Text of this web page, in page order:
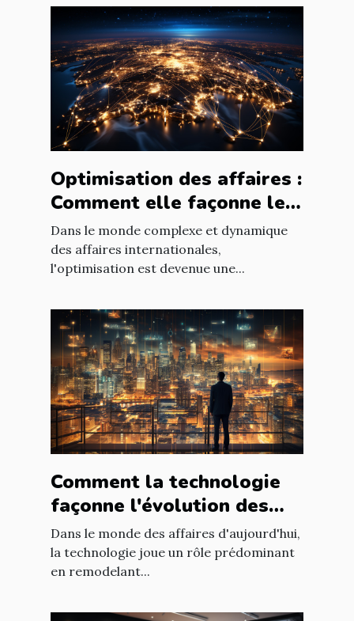
Optimisation des affaires :
Comment elle façonne le
paysage économique
international
Dans le monde complexe et dynamique
des affaires internationales,
l'optimisation est devenue une...
Comment la technologie
façonne l'évolution des
entreprises
Dans le monde des affaires d'aujourd'hui,
la technologie joue un rôle prédominant
en remodelant...